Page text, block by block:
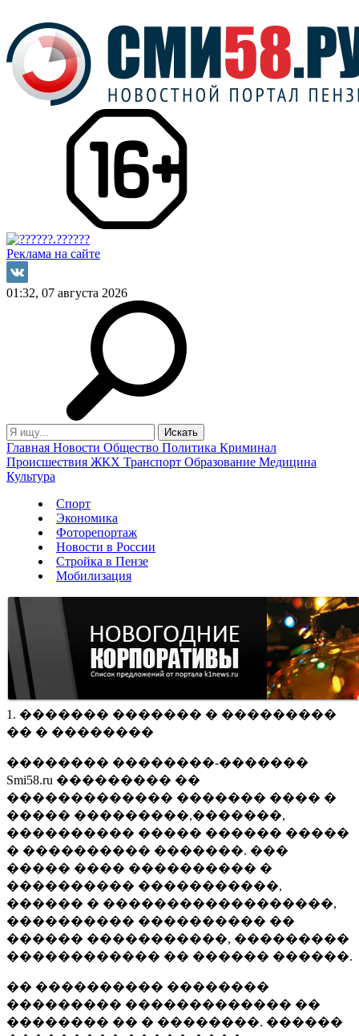
Реклама на сайте
01:32, 07 августа 2026
Главная Новости Общество Политика Криминал
Происшествия ЖКХ Транспорт Образование Медицина
Культура
Спорт
Экономика
Фоторепортаж
Новости в России
Стройка в Пензе
Мобилизация
1. ������� ������� � ���������
�� � ��������
�������� ��������-�������
Smi58.ru ��������� ��
������������� ������� ���� �
����� ���������,�������,
���������� ����� ������ �����
� ���������� �������. ���
����� ���� ���������� �
���������� �����������,
������ � ������������������,
���������� ���������� ��
������ �����������, ���������
������������ �� ������ ������.
�� ���������� ��������
��������� ������������� ��
�������� �� � ��������. ������